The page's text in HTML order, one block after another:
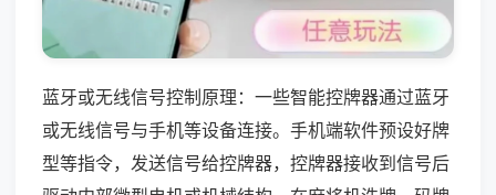
蓝牙或无线信号控制原理：一些智能控牌器通过蓝牙
或无线信号与手机等设备连接。手机端软件预设好牌
型等指令，发送信号给控牌器，控牌器接收到信号后